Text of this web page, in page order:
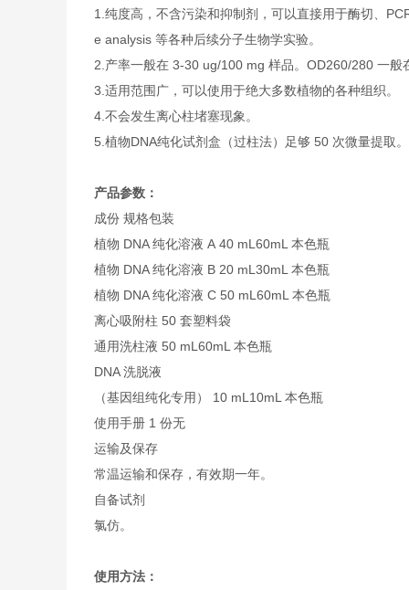
1.纯度高，不含污染和抑制剂，可以直接用于酶切、
e analysis 等各种后续分子生物学实验。
2.产率一般在 3-30 ug/100 mg 样品。OD260/280 一
3.适用范围广，可以使用于绝大多数植物的各种组织。
4.不会发生离心柱堵塞现象。
5.植物DNA纯化试剂盒（过柱法）足够 50 次微量提取。
产品参数：
成份 规格包装
植物 DNA 纯化溶液 A 40 mL60mL 本色瓶
植物 DNA 纯化溶液 B 20 mL30mL 本色瓶
植物 DNA 纯化溶液 C 50 mL60mL 本色瓶
离心吸附柱 50 套塑料袋
通用洗柱液 50 mL60mL 本色瓶
DNA 洗脱液
（基因组纯化专用） 10 mL10mL 本色瓶
使用手册 1 份无
运输及保存
常温运输和保存，有效期一年。
自备试剂
氯仿。
使用方法：